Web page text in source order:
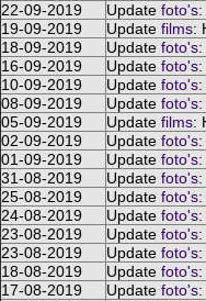
22-09-2019
Update foto's:
19-09-2019
Update films:
18-09-2019
Update foto's:
16-09-2019
Update foto's:
10-09-2019
Update foto's:
08-09-2019
Update foto's:
05-09-2019
Update films:
02-09-2019
Update foto's:
01-09-2019
Update foto's:
31-08-2019
Update foto's:
25-08-2019
Update foto's:
24-08-2019
Update foto's:
23-08-2019
Update foto's:
23-08-2019
Update foto's:
18-08-2019
Update foto's:
17-08-2019
Update foto's: